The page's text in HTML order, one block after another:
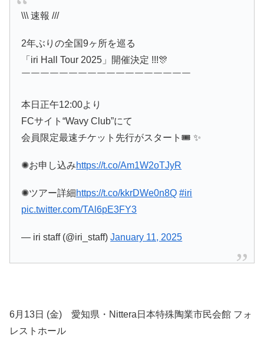
\\\ 速報 ///
2年ぶりの全国9ヶ所を巡る
「iri Hall Tour 2025」開催決定 !!!🎊
￣￣￣￣￣￣￣￣￣￣￣￣￣￣￣￣￣￣
本日正午12:00より
FCサイト“Wavy Club”にて
会員限定最速チケット先行がスタート🎟️ ✨
✺お申し込みhttps://t.co/Am1W2oTJyR
✺ツアー詳細https://t.co/kkrDWe0n8Q #iri
pic.twitter.com/TAl6pE3FY3
— iri staff (@iri_staff)January 11, 2025
6月13日 (金) 愛知県・Nittera日本特殊陶業市民会館 フォ
レストホール